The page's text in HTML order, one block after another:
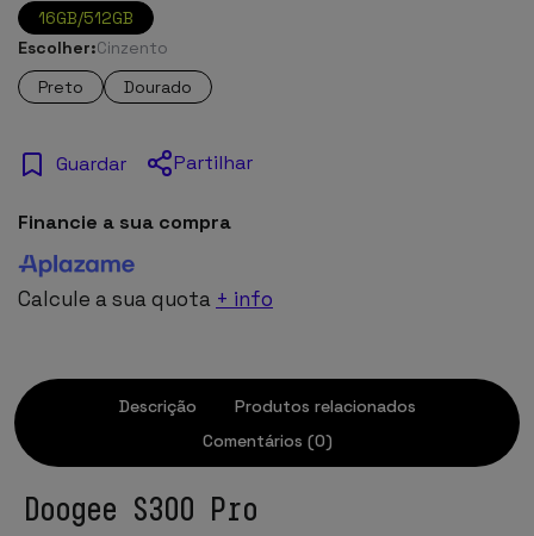
16GB/512GB
Escolher:Cinzento
Preto
Dourado
Guardar Partilhar
Financie a sua compra
Calcule a sua quota + info
Descrição
Produtos relacionados
Comentários (0)
Doogee S300 Pro